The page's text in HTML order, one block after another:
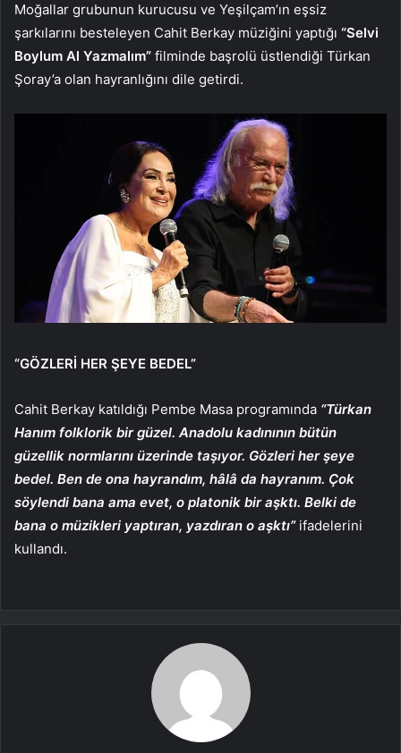
Moğallar grubunun kurucusu ve Yeşilçam’ın eşsiz
şarkılarını besteleyen Cahit Berkay müziğini yaptığı “Selvi
Boylum Al Yazmalım” filminde başrolü üstlendiği Türkan
Şoray’a olan hayranlığını dile getirdi.
“GÖZLERİ HER ŞEYE BEDEL”
Cahit Berkay katıldığı Pembe Masa programında “Türkan
Hanım folklorik bir güzel. Anadolu kadınının bütün
güzellik normlarını üzerinde taşıyor. Gözleri her şeye
bedel. Ben de ona hayrandım, hâlâ da hayranım. Çok
söylendi bana ama evet, o platonik bir aşktı. Belki de
bana o müzikleri yaptıran, yazdıran o aşktı”ifadelerini
kullandı.